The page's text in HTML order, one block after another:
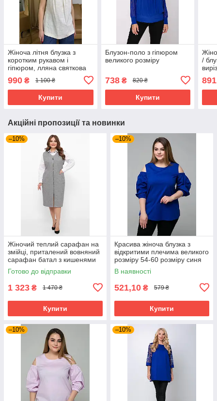
Жіноча літня блузка з
коротким рукавом і
гіпюром, лляна святкова
легка модна бежева блуза
44 розміри
990 ₴ 1 100 ₴
Купити
Блузон-поло з гіпюром
великого розміру
738₴ 820 ₴
Купити
/
891
Акційні пропозиції та новинки
–10%
Жіночий теплий сарафан на
змійці, приталений вовняний
сарафан батал з кишенями
великих розмірів 54-64
розміри сірий
Готово до відправки
1 323 ₴ 1 470 ₴
Купити
–10%
Красива жіноча блузка з
відкритими плечима великого
розміру 54-60 розміру синя
В наявності
521,10 ₴ 579 ₴
Купити
–10% –10%